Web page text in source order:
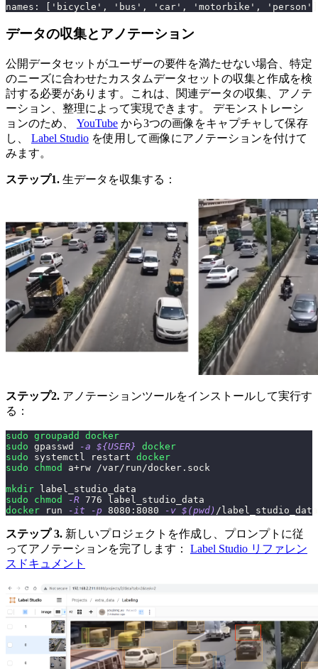
names : [ 'bicycle' , 'bus' , 'car' , 'motorbike' , 'person'
データの収集とアノテーション
公開データセットがユーザーの要件を満たせない場合、特定
のニーズに合わせたカスタムデータセットの収集と作成を検
討する必要があります。これは、関連データの収集、アノテ
ーション、整理によって実現できます。 デモンストレーシ
ョンのため、 YouTube から3つの画像をキャプチャして保存
し、 Label Studio を使用して画像にアノテーションを付けて
みます。
ステップ1. 生データを収集する：
ステップ2. アノテーションツールをインストールして実行す
る：
sudo groupadd
docker
sudo gpasswd -a ${USER}
docker
sudo systemctl restart docker
sudo
chmod
a+rw /var/run/docker.sock
mkdir label_studio_data
sudo
chmod -R 776 label_studio_data
docker run -it -p 8080 :8080 -v $(pwd) /
ステップ 3. 新しいプロジェクトを作成し、プロンプトに従
ってアノテーションを完了します： Label Studio リファレン
スドキュメント